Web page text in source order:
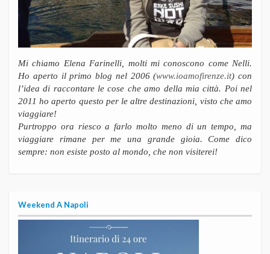
Mi chiamo Elena Farinelli, molti mi conoscono come Nelli.
Ho aperto il primo blog nel 2006 (www.ioamofirenze.it) con
l’idea di raccontare le cose che amo della mia città. Poi nel
2011 ho aperto questo per le altre destinazioni, visto che amo
viaggiare!
Purtroppo ora riesco a farlo molto meno di un tempo, ma
viaggiare rimane per me una grande gioia. Come dico
sempre: non esiste posto al mondo, che non visiterei!
Weekend A Napoli